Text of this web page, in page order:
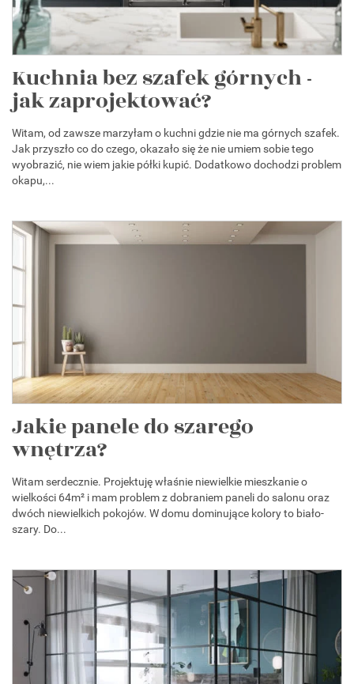
Kuchnia bez szafek górnych -
jak zaprojektować?
Witam, od zawsze marzyłam o kuchni gdzie nie ma górnych szafek.
Jak przyszło co do czego, okazało się że nie umiem sobie tego
wyobrazić, nie wiem jakie półki kupić. Dodatkowo dochodzi problem
okapu,...
Jakie panele do szarego
wnętrza?
Witam serdecznie. Projektuję właśnie niewielkie mieszkanie o
wielkości 64m² i mam problem z dobraniem paneli do salonu oraz
dwóch niewielkich pokojów. W domu dominujące kolory to biało-
szary. Do...